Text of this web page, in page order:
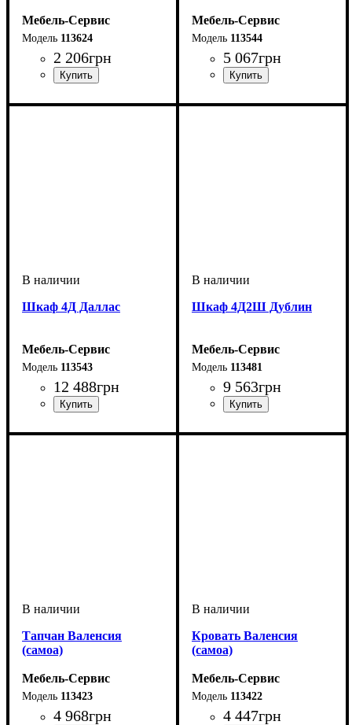
Мебель-Сервис
113624
2 206грн
Мебель-Сервис
113544
5 067грн
Шкаф 4Д Даллас
Мебель-Сервис
113543
12 488грн
Шкаф 4Д2Ш Дублин
Мебель-Сервис
113481
9 563грн
Тапчан Валенсия
(самоа)
Мебель-Сервис
113423
4 968грн
Кровать Валенсия
(самоа)
Мебель-Сервис
113422
4 447грн